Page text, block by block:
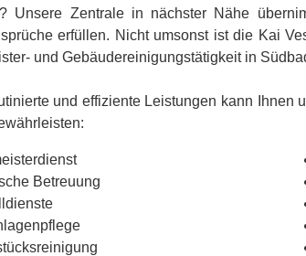
Unsere Zentrale in nächster Nähe
erfüllen. Nicht umsonst ist die Kai
und Gebäudereinigungstätigkeit in
und effiziente Leistungen kann Ihnen
Betreuung